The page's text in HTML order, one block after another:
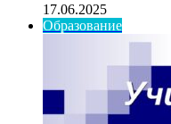
17.06.2025
Образование